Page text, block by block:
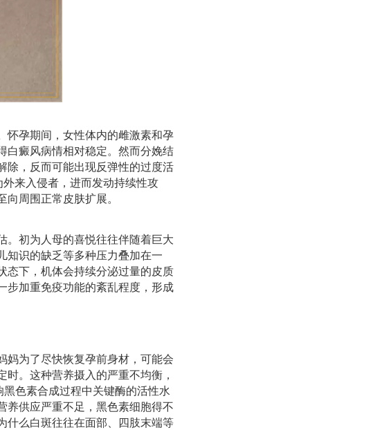
怀孕期间，女性体内的雌激素和孕
白癜风病情相对稳定。然而分娩结
除，反而可能出现反弹性的过度活
来入侵者，进而发动持续性攻
周围正常皮肤扩展。
。初为人母的喜悦往往伴随着巨大
知识的缺乏等多种压力叠加在一
态下，机体会持续分泌过量的皮质
步加重免疫功能的紊乱程度，形成
妈为了尽快恢复孕前身材，可能会
。这种营养摄入的严重不均衡，
色素合成过程中关键酶的活性水
养供应严重不足，黑色素细胞得不
什么白斑往往在面部、四肢末端等